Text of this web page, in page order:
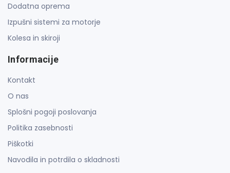
Dodatna oprema
Izpušni sistemi za motorje
Kolesa in skiroji
Informacije
Kontakt
O nas
Splošni pogoji poslovanja
Politika zasebnosti
Piškotki
Navodila in potrdila o skladnosti